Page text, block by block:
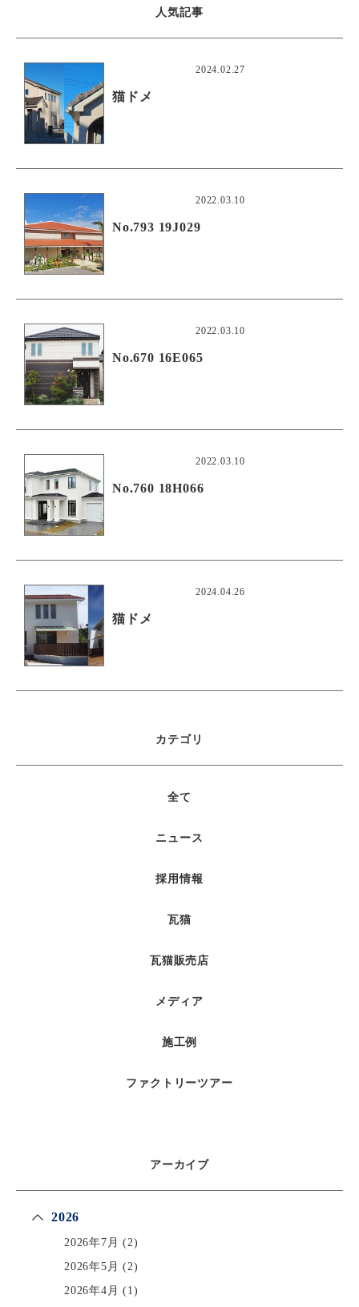
人気記事
2024.02.27
猫ドメ
2022.03.10
No.793 19J029
2022.03.10
No.670 16E065
2022.03.10
No.760 18H066
2024.04.26
猫ドメ
カテゴリ
全て
ニュース
採用情報
瓦猫
瓦猫販売店
メディア
施工例
ファクトリーツアー
アーカイブ
2026
2026年7月 (2)
2026年5月 (2)
2026年4月 (1)